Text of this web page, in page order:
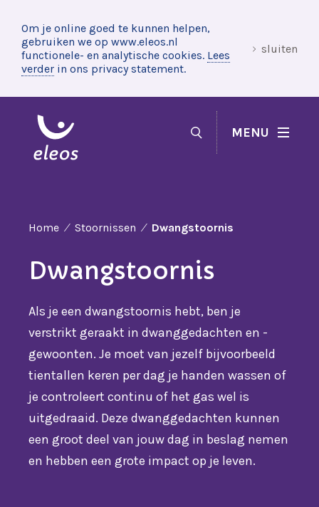
Om je online goed te kunnen helpen,
gebruiken we op www.eleos.nl
functionele- en analytische cookies. Lees
verder in ons privacy statement.
sluiten
MENU
Home Stoornissen Dwangstoornis
Dwangstoornis
Als je een dwangstoornis hebt, ben je
verstrikt geraakt in dwanggedachten en -
gewoonten. Je moet van jezelf bijvoorbeeld
tientallen keren per dag je handen wassen of
je controleert continu of het gas wel is
uitgedraaid. Deze dwanggedachten kunnen
een groot deel van jouw dag in beslag nemen
en hebben een grote impact op je leven.